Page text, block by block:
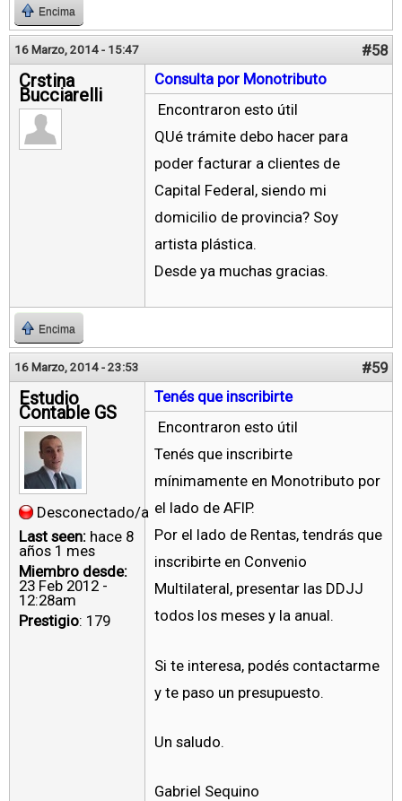
Encima
16 Marzo, 2014 - 15:47 #58
Crstina
Bucciarelli
Consulta por Monotributo
Encontraron esto útil
QUé trámite debo hacer para
poder facturar a clientes de
Capital Federal, siendo mi
domicilio de provincia? Soy
artista plástica.
Desde ya muchas gracias.
Encima
16 Marzo, 2014 - 23:53 #59
Estudio
Contable GS
Desconectado/a
Last seen: hace 8
años 1 mes
Miembro desde:
23 Feb 2012 -
12:28am
Prestigio: 179
Tenés que inscribirte
Encontraron esto útil
Tenés que inscribirte
mínimamente en Monotributo por
el lado de AFIP.
Por el lado de Rentas, tendrás que
inscribirte en Convenio
Multilateral, presentar las DDJJ
todos los meses y la anual.
Si te interesa, podés contactarme
y te paso un presupuesto.
Un saludo.
Gabriel Sequino